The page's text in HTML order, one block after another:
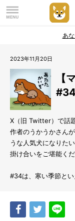
あ
2023年11月20日
【
X（旧 Twitter）で話
作者のうかうかさん
うな人気犬になりた
掛け合いをご堪能くだ
#34は、寒い季節とい
Share Tweet